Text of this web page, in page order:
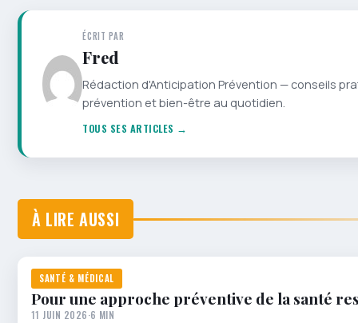
ÉCRIT PAR
Fred
Rédaction d'Anticipation Prévention — conseils
prévention et bien-être au quotidien.
TOUS SES ARTICLES →
À LIRE AUSSI
SANTÉ & MÉDICAL
Pour une approche préventive de la santé
11 JUIN 2026·6 MIN